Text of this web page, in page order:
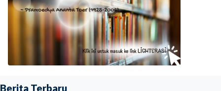
Berita Terbaru